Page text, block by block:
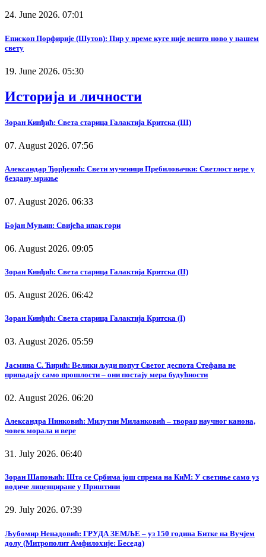
24. June 2026. 07:01
Епископ Порфирије (Шутов): Пир у време куге није нешто ново у нашем
свету
19. June 2026. 05:30
Историја и личности
Зоран Кинђић: Света старица Галактија Критска (III)
07. August 2026. 07:56
Александар Ђорђевић: Свети мученици Пребиловачки: Светлост вере у
бездану мржње
07. August 2026. 06:33
Бојан Муњин: Свијећа ипак гори
06. August 2026. 09:05
Зоран Кинђић: Света старица Галактија Критска (II)
05. August 2026. 06:42
Зоран Кинђић: Света старица Галактија Критска (I)
03. August 2026. 05:59
Јасмина С. Ћирић: Велики људи попут Светог деспота Стефана не
припадају само прошлости – они постају мера будућности
02. August 2026. 06:20
Александра Нинковић: Милутин Миланковић – творац научног канона,
човек морала и вере
31. July 2026. 06:40
Зоран Шапоњић: Шта се Србима још спрема на КиМ: У светиње само уз
водиче лиценциране у Приштини
29. July 2026. 07:39
Љубомир Ненадовић: ГРУДА ЗЕМЉЕ – уз 150 година Битке на Вучјем
долу (Митрополит Амфилохије: Беседа)